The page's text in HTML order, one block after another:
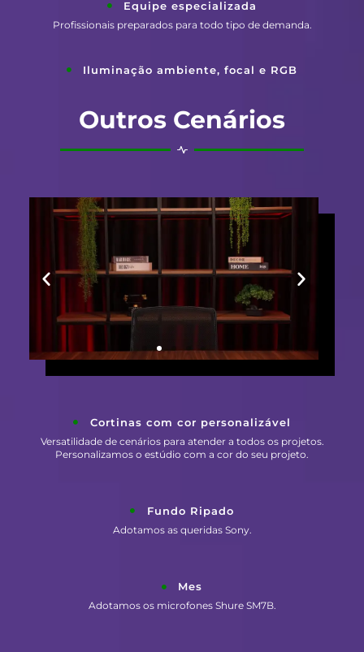
Equipe especializada
Profissionais preparados para todo tipo de demanda.
Iluminação ambiente, focal e RGB
Outros Cenários
Cortinas com cor personalizável
Versatilidade de cenários para atender a todos os projetos.
Personalizamos o estúdio com a cor do seu projeto.
Fundo Ripado
Adotamos as queridas Sony.
Mes
Adotamos os microfones Shure SM7B.